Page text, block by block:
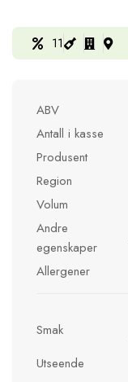
11
ABV
Antall i kasse
Produsent
Region
Volum
Andre
egenskaper
Allergener
Smak
Utseende